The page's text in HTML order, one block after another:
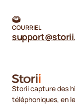
COURRIEL
Storii capture des
téléphoniques, en